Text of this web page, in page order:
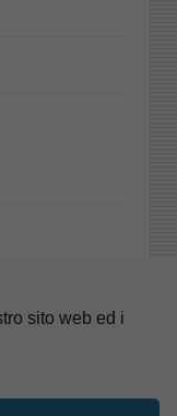
sito web ed i